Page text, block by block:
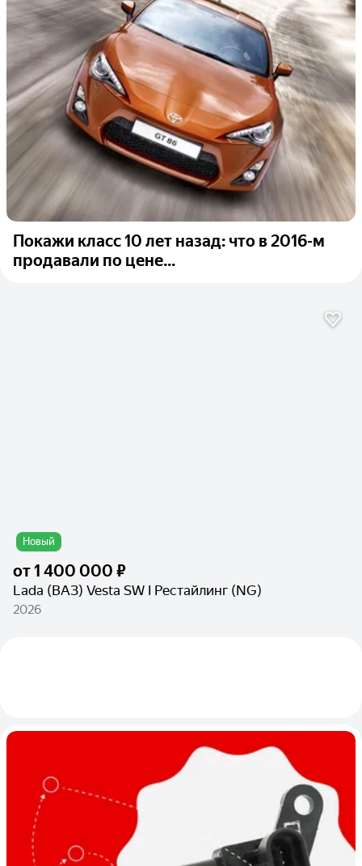
Покажи класс 10 лет назад: что в 2016-м
продавали по цене...
Новый
от1 400 000 ₽
Lada (ВАЗ) Vesta SW I Рестайлинг (NG)
2026